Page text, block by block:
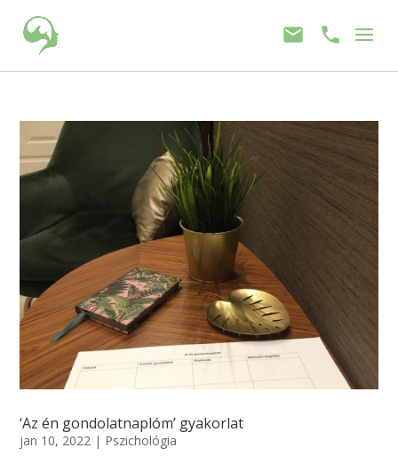
‘Az én gondolatnaplóm’ gyakorlat
jan 10, 2022 | Pszichológia